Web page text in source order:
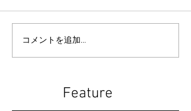
コメントを追加…
Feature